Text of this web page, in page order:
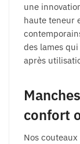
une
haute teneur
des lames
après
confort
Nos